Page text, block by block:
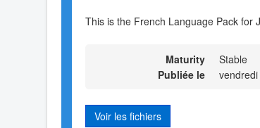
This is the French Language Pack for
Maturity
Stable
Publiée le
Voir les fichiers